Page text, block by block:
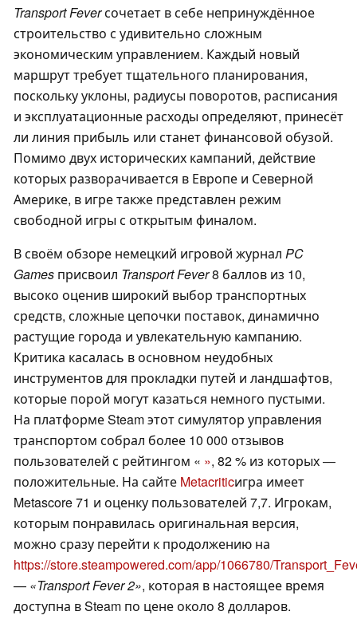
Transport Feverсочетает в себе непринуждённое
строительство с удивительно сложным
экономическим управлением. Каждый новый
маршрут требует тщательного планирования,
поскольку уклоны, радиусы поворотов, расписания
и эксплуатационные расходы определяют, принесёт
ли линия прибыль или станет финансовой обузой.
Помимо двух исторических кампаний, действие
которых разворачивается в Европе и Северной
Америке, в игре также представлен режим
свободной игры с открытым финалом.
В своём обзоре немецкий игровой журнал PC
Games присвоил Transport Fever8 баллов из 10,
высоко оценив широкий выбор транспортных
средств, сложные цепочки поставок, динамично
растущие города и увлекательную кампанию.
Критика касалась в основном неудобных
инструментов для прокладки путей и ландшафтов,
которые порой могут казаться немного пустыми.
На платформе Steam этот симулятор управления
транспортом собрал более 10 000 отзывов
пользователей с рейтингом « », 82 % из которых —
положительные. На сайте Metacriticигра имеет
Metascore 71 и оценку пользователей 7,7. Игрокам,
которым понравилась оригинальная версия,
можно сразу перейти к продолжению на
https://store.steampowered.com/app/1066780/
— «Transport Fever 2», которая в настоящее время
доступна в Steam по цене около 8 долларов.